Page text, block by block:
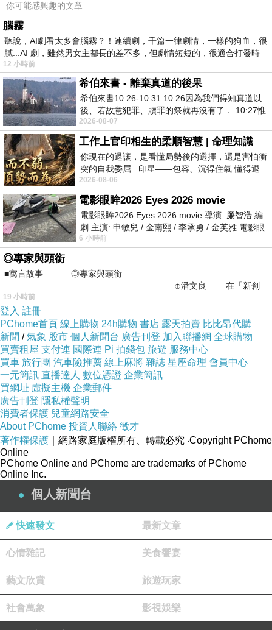
的人往往昏昏然，瓢飄然，忘乎所以，看不到問題，擺不
正位置，找不准人生的支點，駕馭不好人生命運之舟。自
知之明關鍵在“明”字，對自己明察秋毫，瞭若指掌，因而
遇事能審時度勢，善於趨利避害，很少有挫折感，其預期
值就會更高，人生道路也會更順暢。同時，自之不明是受
私欲和心境的影響與干擾的。在如今人心浮躁和物欲橫流
的人際交往中，如果不能正確對待自己，缺乏自律意識，
就很容易受權、錢、色、欲的誘惑和腐蝕，沉湎其中而不
能自拔，以至釀成許多人生的苦果。這在現實中是不乏其
例的。
從另一層面上講，自知無知才求知，自知無畏才拼
搏。好說己長便是短，自知己短便是長。自知度愈高，求
知欲愈強。學然後知不足，知然後更求知。掌握的東西越
多，越感到自己學識的短淺。知無止境學無涯。因此，自
知之明是求知的不竭動力，求知是自知之明的昇華。自知
之明通過求知改變自己的無知無識，也是使自己達到自尊
自重、自律自信，進而自立自強自如人生境界的基礎。
你可能感興趣的文章
腦霧
聽說，AI劇看太多會腦霧？！連續劇，千篇一律劇情，一樣的狗血，很
膩...AI 劇，雖然男女主都長的差不多，但劇情短短的，很適合打發時
12 小時前
希伯來書 - 離棄真道的後果
希伯來書10:26-10:31 10:26因為我們得知真道以
後、若故意犯罪、贖罪的祭就再沒有了． 10:27惟
有戰懼等候審判和那燒滅眾敵人的烈火
2026-08-07
工作上官印相生的柔順智慧 | 命理知識
你現在的退讓，是看懂局勢後的選擇，還是害怕衝
突的自我委屈 印星——包容、沉得住氣 懂得退
一步觀察，不會
2026-08-06
電影眼眸2026 Eyes 2026 movie
電影眼眸2026 Eyes 2026 movie 導演: 廉智浩 編
劇 主演: 申敏兒 / 金南熙 / 李承勇 / 金英雅 電影眼
眸2026描述攝影師徐珍因遺
6 小時前
◎專家與頭銜
■寓言故事 ◎專家與頭銜
⊕潘文良 在「新創
之谷」裡——
19 小時前
登入 註冊
PChome首頁 線上購物 24h購物 書店 露天拍賣 比比昂代購
新聞 /氣象 股市 個人新聞台 廣告刊登 加入聯播網 全球購物
買賣租屋 支付連 國際連 Pi 拍錢包 旅遊 服務中心
買車 旅行團 汽車險推薦 線上麻將 雜誌 星座命理 會員中心
一元簡訊 直播達人 數位憑證 企業簡訊
買網址 虛擬主機 企業郵件
廣告刊登 隱私權聲明
消費者保護 兒童網路安全
About PChome 投資人聯絡 徵才
著作權保護 ｜網路家庭版權所有、轉載必究 ‧Copyright PChome
Online
PChome Online and PChome are trademarks of PChome
Online Inc.
個人新聞台
快速發文 最新文章
心情雜記 美食饗宴
藝文欣賞 旅遊玩家
社會萬象 影視娛樂